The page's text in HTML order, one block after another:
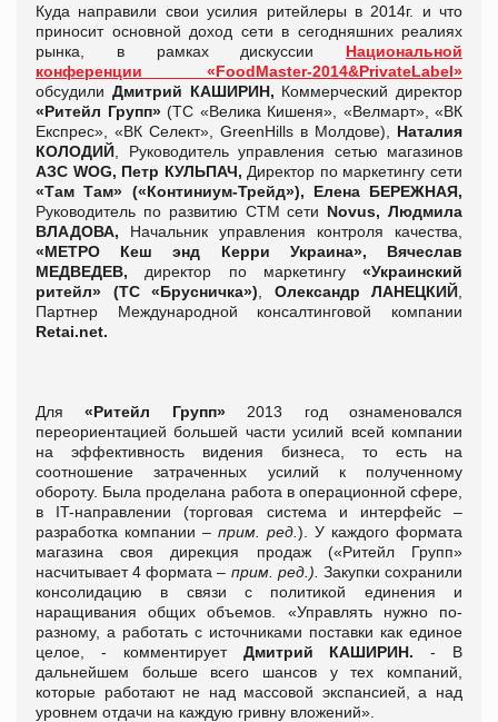
Куда направили свои усилия ритейлеры в 2014г. и что
приносит основной доход сети в сегодняшних реалиях
рынка, в рамках дискуссии Национальной
конференции «FoodMaster-2014&PrivateLabel»
обсудили Дмитрий КАШИРИН, Коммерческий директор
«Ритейл Групп»(ТС «Велика Кишеня», «Велмарт», «ВК
Експрес», «ВК Селект», GreenHills в Молдове), Наталия
КОЛОДИЙ , Руководитель управления сетью магазинов
АЗС WOG, Петр КУЛЬПАЧ, Директор по маркетингу сети
«Там Там» («Континиум-Трейд»),
Елена БЕРЕЖНАЯ,
Руководитель по развитию СТМ сети Novus, Людмила
ВЛАДОВА, Начальник управления контроля качества,
«МЕТРО Кеш энд Керри Украина»,
Вячеслав
МЕДВЕДЕВ, директор по маркетингу«Украинский
ритейл» (ТС «Брусничка»)
Олександр ЛАНЕЦКИЙ
Партнер Международной консалтинговой компании
Retai.net.
Для«Ритейл Групп» 2013 год ознаменовался
переориентацией большей части усилий всей компании
на эффективность видения бизнеса, то есть на
соотношение затраченных усилий к полученному
обороту. Была проделана работа в операционной сфере,
в IT-направлении (торговая система и интерфейс –
разработка компании – прим. ред. ). У каждого формата
магазина своя дирекция продаж («Ритейл Групп»
насчитывает 4 формата – прим. ред.). Закупки сохранили
консолидацию в связи с политикой единения и
наращивания общих объемов. «Управлять нужно по-
разному, а работать с источниками поставки как единое
целое, - комментирует Дмитрий КАШИРИН. - В
дальнейшем больше всего шансов у тех компаний,
которые работают не над массовой экспансией, а над
уровнем отдачи на каждую гривну вложений».